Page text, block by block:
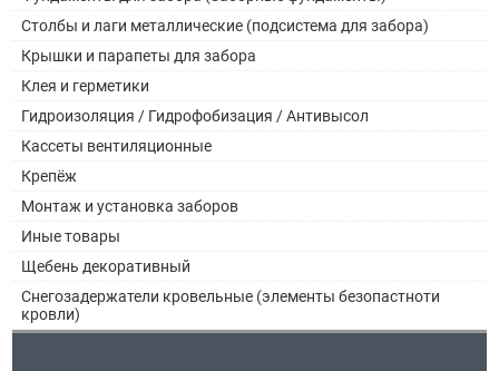
Столбы и лаги металлические (подсистема для забора)
Крышки и парапеты для забора
Клея и герметики
Гидроизоляция / Гидрофобизация / Антивысол
Кассеты вентиляционные
Крепёж
Монтаж и установка заборов
Иные товары
Щебень декоративный
Снегозадержатели кровельные (элементы безопастноти
кровли)